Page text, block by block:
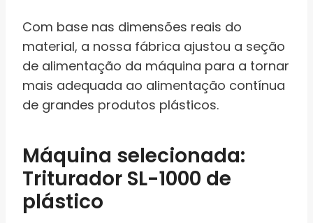
Com base nas dimensões reais do
material, a nossa fábrica ajustou a seção
de alimentação da máquina para a tornar
mais adequada ao alimentação contínua
de grandes produtos plásticos.
Máquina selecionada:
Triturador SL-1000 de
plástico